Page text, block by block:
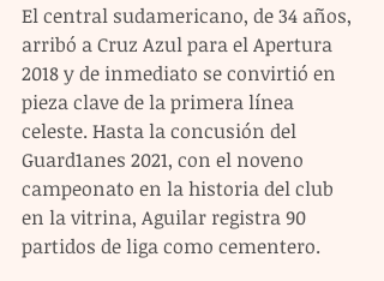
El central sudamericano, de 34 años,
arribó a Cruz Azul para el Apertura
2018 y de inmediato se convirtió en
pieza clave de la primera línea
celeste. Hasta la concusión del
Guard1anes 2021, con el noveno
campeonato en la historia del club
en la vitrina, Aguilar registra 90
partidos de liga como cementero.